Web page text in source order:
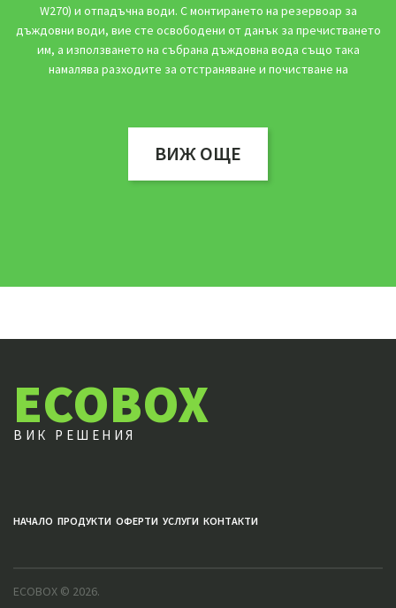
W270) и отпадъчна води. С монтирането на резервоар за
дъждовни води, вие сте освободени от данък за пречистването
им, а използването на събрана дъждовна вода също така
намалява разходите за отстраняване и почистване на
ВИЖ ОЩЕ
ECOBOX
ВИК РЕШЕНИЯ
НАЧАЛО ПРОДУКТИ ОФЕРТИ УСЛУГИ КОНТАКТИ
ECOBOX © 2026.